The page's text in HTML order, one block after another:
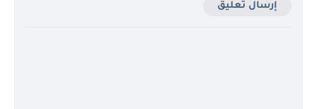
إرسال تعليق